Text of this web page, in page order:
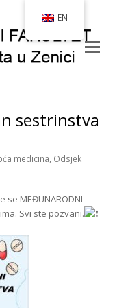
sestrinstva
medicina, Odsjek
se MEĐUNARODNI
Svi ste pozvani.
EN